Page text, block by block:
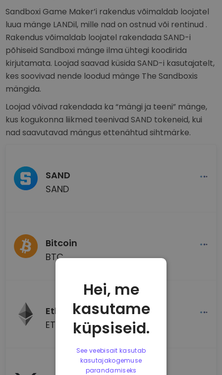
Sandboxi Game Maker’i rakendus võimaldab loojatel
luua mänge LANDil, mille nad on ostnud või rentinud .
Rakendus võimaldab loojatel rakendada SAND-i
põhiseid Sandboxi mänge ilma ühtegi koodirida
kirjutamata. Loojad saavad küsida SAND-i kasutajatelt,
kes soovivad nende loodud mänge The Sandboxis
mängida.
Loojad võivad rakendada ka “mängi ja teeni” mänge,
kus kogukonna liikmed teenivad SAND tokeneid, kui
nad saavutavad mängus ettenähtud sihtmärke.
SAND
SAND
Bitcoin
BTC
Ethereum
ETH
Hei, me
kasutame
küpsiseid.
See veebisait kasutab
kasutajakogemuse
parandamiseks